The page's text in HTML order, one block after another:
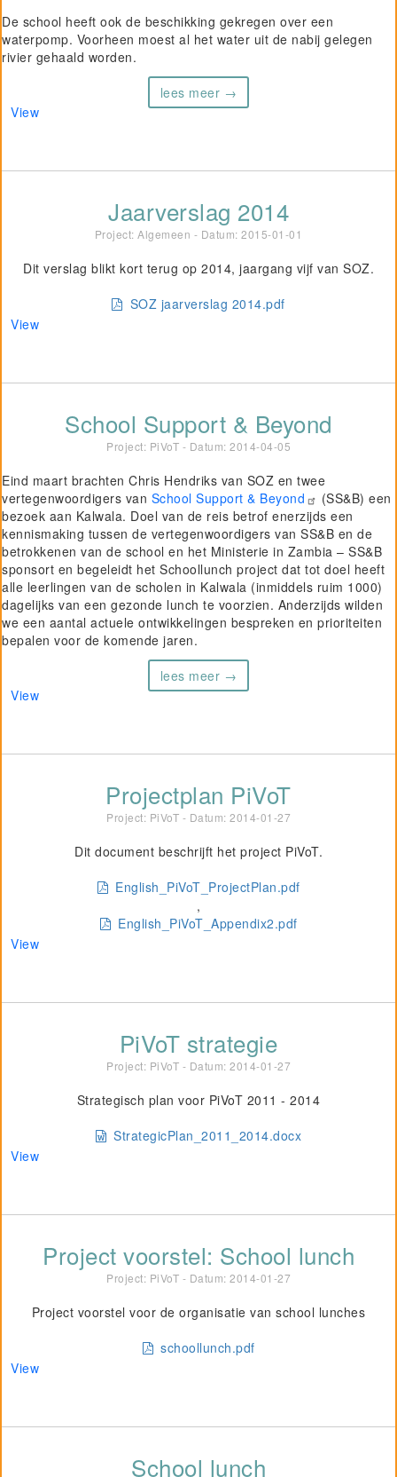
De school heeft ook de beschikking gekregen over een
waterpomp. Voorheen moest al het water uit de nabij gelegen
rivier gehaald worden.
lees meer →
View
Jaarverslag 2014
Project: Algemeen - Datum:2015-01-01
Dit verslag blikt kort terug op 2014, jaargang vijf van SOZ.
SOZ jaarverslag 2014.pdf
View
School Support & Beyond
Project: PiVoT - Datum: 2014-04-05
Eind maart brachten Chris Hendriks van SOZ en twee
vertegenwoordigers van School Support & Beyond
(SS&B) een
bezoek aan Kalwala. Doel van de reis betrof enerzijds een
kennismaking tussen de vertegenwoordigers van SS&B en de
betrokkenen van de school en het Ministerie in Zambia – SS&B
sponsort en begeleidt het Schoollunch project dat tot doel heeft
alle leerlingen van de scholen in Kalwala (inmiddels ruim 1000)
dagelijks van een gezonde lunch te voorzien. Anderzijds wilden
we een aantal actuele ontwikkelingen bespreken en prioriteiten
bepalen voor de komende jaren.
lees meer →
View
Projectplan PiVoT
Project: PiVoT - Datum: 2014-01-27
Dit document beschrijft het project PiVoT.
English_PiVoT_ProjectPlan.pdf
,
English_PiVoT_Appendix2.pdf
View
PiVoT strategie
Project: PiVoT - Datum: 2014-01-27
Strategisch plan voor PiVoT 2011 - 2014
StrategicPlan_2011_2014.docx
View
Project voorstel: School lunch
Project: PiVoT - Datum: 2014-01-27
Project voorstel voor de organisatie van school lunches
schoollunch.pdf
View
School lunch